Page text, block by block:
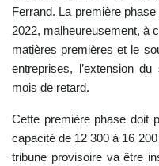
Ferrand. La première
2022, malheureusement, à
matières premières et le
entreprises, l’extension
mois de retard.
Cette première phase doit
capacité de 12 300 à 16
tribune provisoire va être